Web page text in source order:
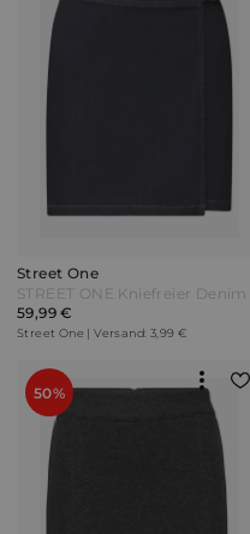
Street One
59,99 €
Street One | Versand: 3,99 €
50%